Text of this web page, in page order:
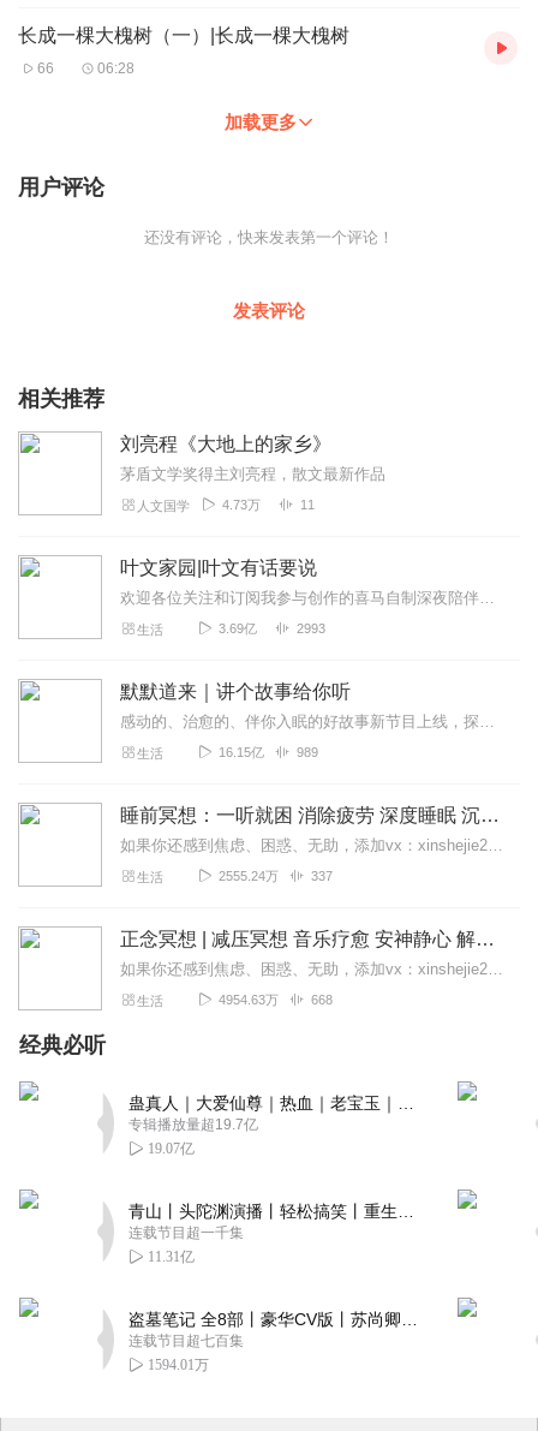
长成一棵大槐树（一）|长成一棵大槐树
66 06:28
加载更多
用户评论
还没有评论，快来发表第一个评论！
发表评论
相关推荐
刘亮程《大地上的家乡》
茅盾文学奖得主刘亮程，散文最新作品
人文国学 4.73万 11
叶文家园|叶文有话要说
欢迎各位关注和订阅我参与创作的喜马自制深夜陪伴谈话栏目《听你说·百态人声》【听你说·百态人声】每晚直播连线真实人间故事|叶文现场互动中|人间冷暖，抱团取暖每周...
生活 3.69亿 2993
默默道来｜讲个故事给你听
感动的、治愈的、伴你入眠的好故事新节目上线，探索现实世界的无尽魅力，追求对生活的真实记录《听见人间真相》（点击名称，直达专辑）网易人间故事集持续更新中，邀您关注...
生活 16.15亿 989
睡前冥想：一听就困 消除疲劳 深度睡眠 沉浸体验
如果你还感到焦虑、困惑、无助，添加vx：xinshejie2018、vx公众号：宣萱心伴，与主播宣萱开启心灵交流之旅，共建温暖的精神家园！如果你喜欢我的内容，请...
生活 2555.24万 337
正念冥想 | 减压冥想 音乐疗愈 安神静心 解郁降噪
如果你还感到焦虑、困惑、无助，添加vx：xinshejie2018、vx公众号：宣萱心伴，与主播宣萱开启心灵交流之旅，共建温暖的精神家园！如果你喜欢我的内容，请...
生活 4954.63万 668
经典必听
专辑播放量超19.7亿
19.07亿
连载节目超一千集
11.31亿
连载节目超七百集
1594.01万